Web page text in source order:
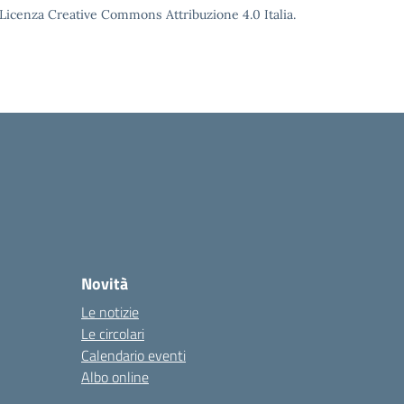
Creative Commons Attribuzione 4.0 Italia.
Novità
Le notizie
Le circolari
Calendario eventi
Albo online